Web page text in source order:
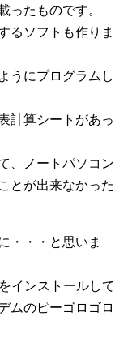
ったものです。
るソフトも作りま
うにプログラムし
計算シートがあっ
、ノートパソコン
とが出来なかった
・・・と思いま
インストールして
ムのピーゴロゴロ